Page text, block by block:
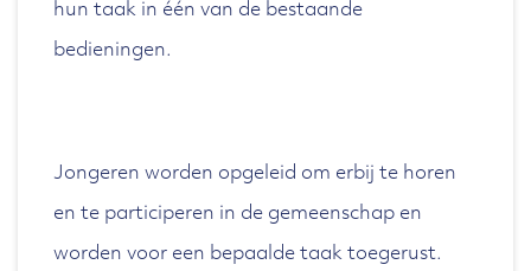
hun taak in één van de bestaande
bedieningen.
Jongeren worden opgeleid om erbij te horen
en te participeren in de gemeenschap en
worden voor een bepaalde taak toegerust.